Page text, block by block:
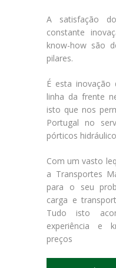
A satisfação
constante
know-how são
pilares.
É esta
linha da frente
isto que nos
Portugal no
pórticos
Com um vasto
a Transportes
para o seu
carga e
Tudo isto
experiência e
preços